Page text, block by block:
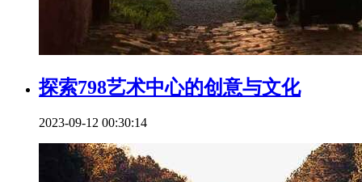
探索798艺术中心的创意与文化
2023-09-12 00:30:14